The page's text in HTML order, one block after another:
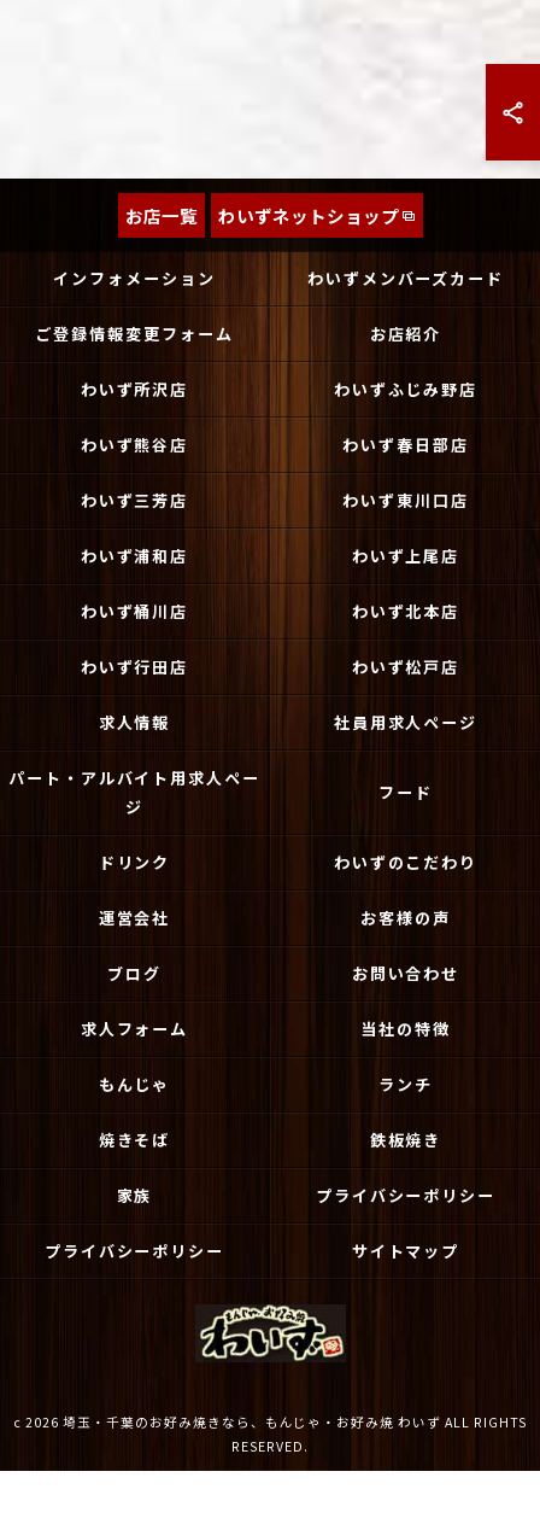
お店一覧 わいずネットショップ
インフォメーション わいずメンバーズカード
ご登録情報変更フォーム お店紹介
わいず所沢店 わいずふじみ野店
わいず熊谷店 わいず春日部店
わいず三芳店 わいず東川口店
わいず浦和店 わいず上尾店
わいず桶川店 わいず北本店
わいず行田店 わいず松戸店
求人情報 社員用求人ページ
パート・アルバイト用求人ペー
ジ
フード
ドリンク わいずのこだわり
運営会社 お客様の声
ブログ お問い合わせ
求人フォーム 当社の特徴
もんじゃ ランチ
焼きそば 鉄板焼き
家族 プライバシーポリシー
プライバシーポリシー サイトマップ
c 2026 埼玉・千葉のお好み焼きなら、もんじゃ・お好み焼 わいず ALL RIGHTS
RESERVED.